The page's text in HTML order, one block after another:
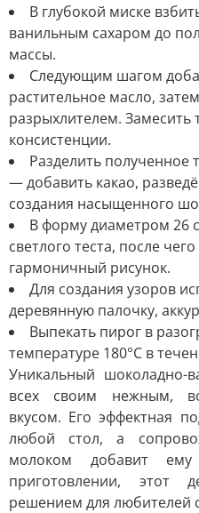
В глубокой миске
ванильным сахаром до
массы.
Следующим шагом
растительное масло,
разрыхлителем. Замесить
консистенции.
Разделить полученное
— добавить какао,
создания насыщенного
В форму диаметром 26
светлого теста, после
гармоничный рисунок.
Для создания узоров
деревянную палочку,
Выпекать пирог в
температуре 180°C в
Уникальный шоколадно-
всех своим нежным,
вкусом. Его эффектная
любой стол, а
молоком добавит
приготовлении, этот
решением для любителей